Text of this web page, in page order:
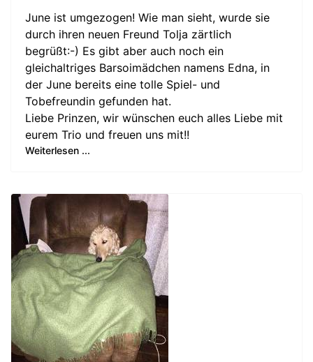
June ist umgezogen! Wie man sieht, wurde sie
durch ihren neuen Freund Tolja zärtlich
begrüßt:-) Es gibt aber auch noch ein
gleichaltriges Barsoimädchen namens Edna, in
der June bereits eine tolle Spiel- und
Tobefreundin gefunden hat.
Liebe Prinzen, wir wünschen euch alles Liebe mit
eurem Trio und freuen uns mit!!
Weiterlesen ...